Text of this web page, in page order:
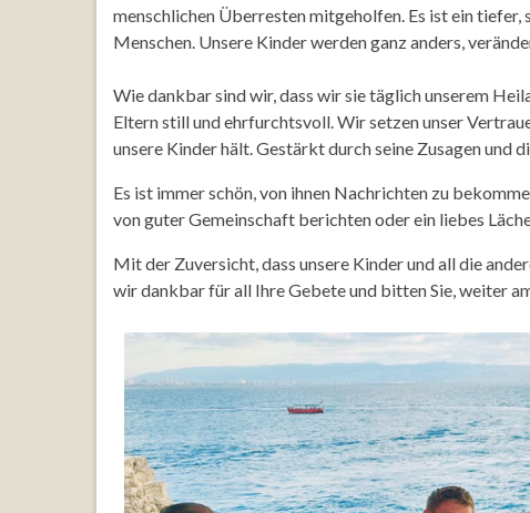
menschlichen Überresten mitgeholfen. Es ist ein
Menschen. Unsere Kinder werden ganz anders,
Wie dankbar sind wir, dass wir sie täglich unserem
Eltern still und ehrfurchtsvoll. Wir setzen unser
unsere Kinder hält. Gestärkt durch seine Zusagen und
Es ist immer schön, von ihnen Nachrichten zu
von guter Gemeinschaft berichten oder ein liebes
Mit der Zuversicht, dass unsere Kinder und all die
wir dankbar für all Ihre Gebete und bitten Sie, weiter